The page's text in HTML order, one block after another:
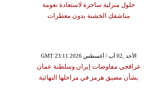
حلول منزلية ساحرة لاستعادة نعومة
مناشفكِ الخشنة بدون معطرات
GMT 23:11 2026 الأحد ,02 آب / أغسطس
عراقجي مفاوضات إيران وسلطنة عمان
بشأن مضيق هرمز في مراحلها النهائية